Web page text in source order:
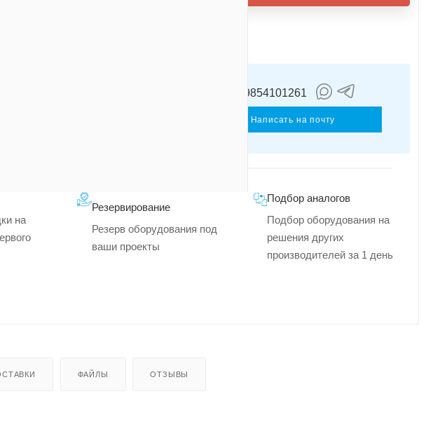
+79854101261
Написать на почту
на
Резервирование
Резерв оборудования под
ваши проекты
Подбор аналогов
Подбор оборудования на
решения других
производителей за 1 день
ФАЙЛЫ ОТЗЫВЫ